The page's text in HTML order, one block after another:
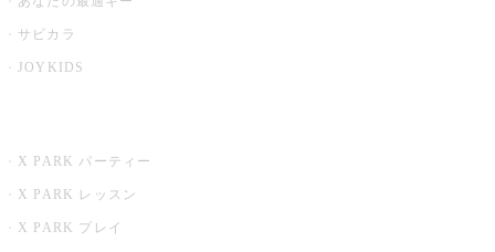
サビカラ
JOYKIDS
X PARK パーティー
X PARK レッスン
X PARK プレイ